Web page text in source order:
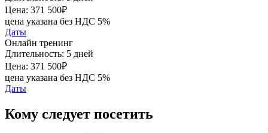
Цена: 371 500₽
цена указана без НДС 5%
Даты
Онлайн тренинг
Длительность: 5 дней
Цена: 371 500₽
цена указана без НДС 5%
Даты
Кому следует посетить